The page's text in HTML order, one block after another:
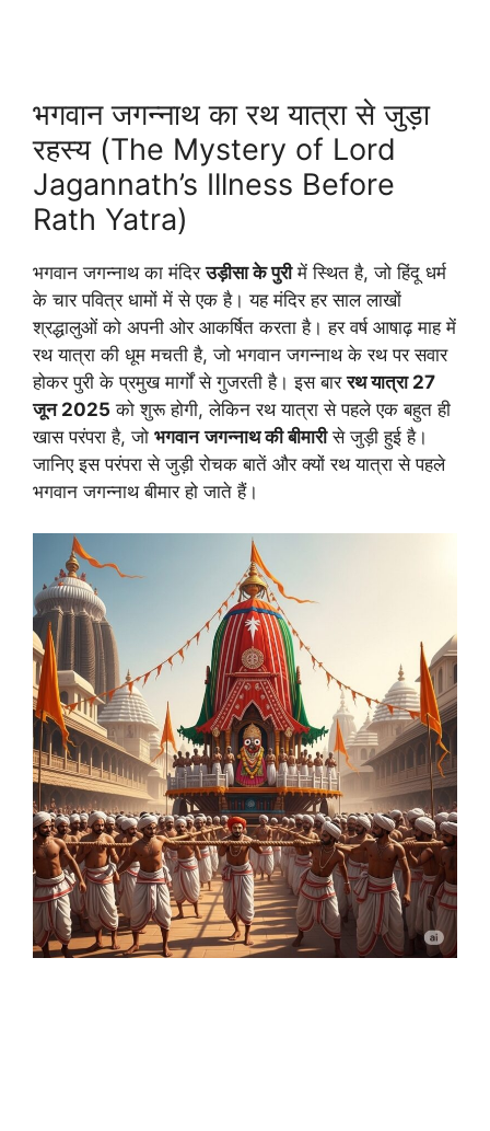
भगवान जगन्नाथ का रथ यात्रा से जुड़ा
रहस्य (The Mystery of Lord
Jagannath’s Illness Before
Rath Yatra)
भगवान जगन्नाथ का मंदिरउड़ीसा के पुरीमें स्थित है, जो हिंदू धर्म
के चार पवित्र धामों में से एक है। यह मंदिर हर साल लाखों
श्रद्धालुओं को अपनी ओर आकर्षित करता है। हर वर्ष आषाढ़ माह में
रथ यात्रा की धूम मचती है, जो भगवान जगन्नाथ के रथ पर सवार
होकर पुरी के प्रमुख मार्गों से गुजरती है। इस बाररथ यात्रा 27
जून 2025 को शुरू होगी, लेकिन रथ यात्रा से पहले एक बहुत ही
खास परंपरा है, जो भगवान जगन्नाथ की बीमारीसे जुड़ी हुई है।
जानिए इस परंपरा से जुड़ी रोचक बातें और क्यों रथ यात्रा से पहले
भगवान जगन्नाथ बीमार हो जाते हैं।